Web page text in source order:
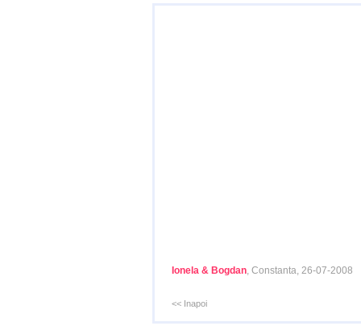
Ionela & Bogdan, Constanta, 26-07-2008
<< Inapoi